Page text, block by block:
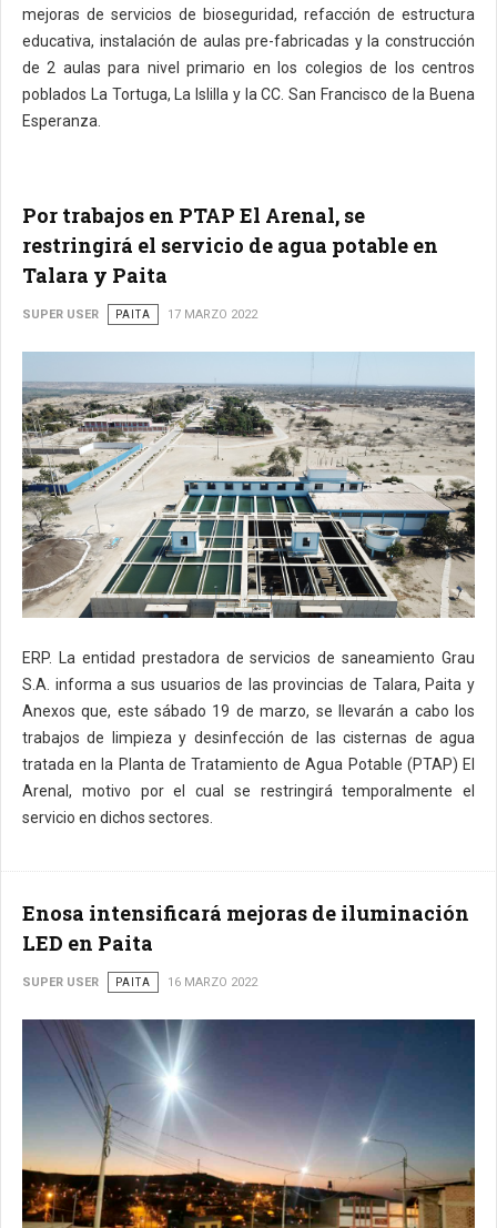
mejoras de servicios de bioseguridad, refacción de estructura
educativa, instalación de aulas pre-fabricadas y la construcción
de 2 aulas para nivel primario en los colegios de los centros
poblados La Tortuga, La Islilla y la CC. San Francisco de la Buena
Esperanza.
Por trabajos en PTAP El Arenal, se
restringirá el servicio de agua potable en
Talara y Paita
SUPER USER PAITA 17 MARZO 2022
ERP. La entidad prestadora de servicios de saneamiento Grau
S.A. informa a sus usuarios de las provincias de Talara, Paita y
Anexos que, este sábado 19 de marzo, se llevarán a cabo los
trabajos de limpieza y desinfección de las cisternas de agua
tratada en la Planta de Tratamiento de Agua Potable (PTAP) El
Arenal, motivo por el cual se restringirá temporalmente el
servicio en dichos sectores.
Enosa intensificará mejoras de iluminación
LED en Paita
SUPER USER PAITA 16 MARZO 2022